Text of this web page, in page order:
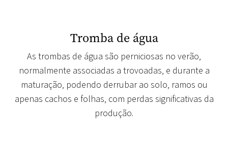
Tromba de água
As trombas de água são perniciosas no verão,
normalmente associadas a trovoadas, e durante a
maturação, podendo derrubar ao solo, ramos ou
apenas cachos e folhas, com perdas significativas da
produção.